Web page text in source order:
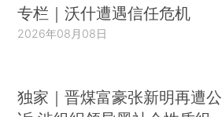
专栏｜沃什遭遇信任危机
2026年08月08日
独家｜晋煤富豪张新明再遭公